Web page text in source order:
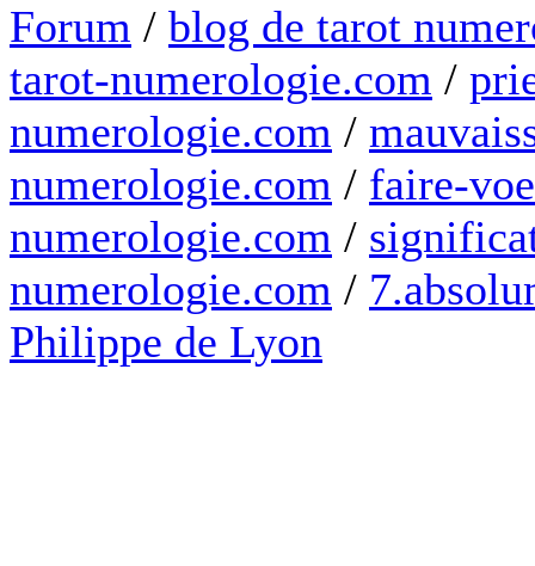
Forum / blog de tarot
tarot-numerologie.com /
numerologie.com /
numerologie.com / faire-
numerologie.com /
numerologie.com /
Philippe de Lyon